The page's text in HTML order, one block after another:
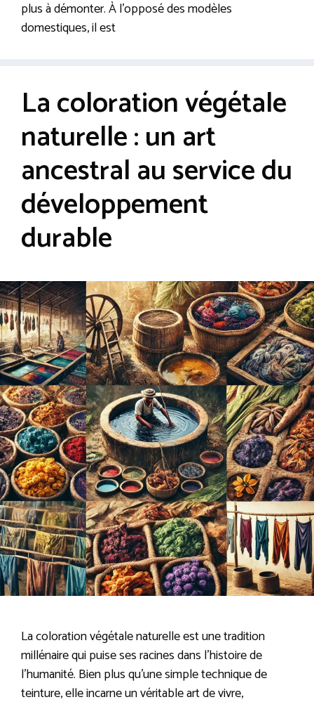
plus à démonter. À l’opposé des modèles
domestiques, il est
La coloration végétale
naturelle : un art
ancestral au service du
développement
durable
La coloration végétale naturelle est une tradition
millénaire qui puise ses racines dans l’histoire de
l’humanité. Bien plus qu’une simple technique de
teinture, elle incarne un véritable art de vivre,